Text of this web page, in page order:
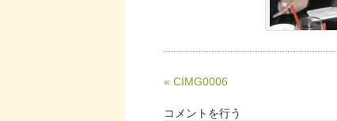
« CIMG0006
コメントを行う